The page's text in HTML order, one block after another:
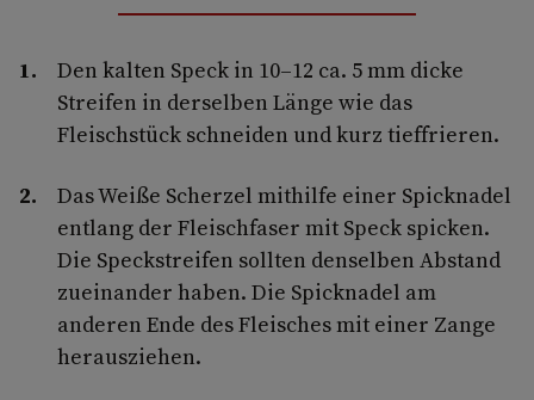
Den kalten Speck in 10–12 ca. 5 mm dicke
Streifen in derselben Länge wie das
Fleischstück schneiden und kurz tieffrieren.
Das Weiße Scherzel mithilfe einer Spicknadel
entlang der Fleischfaser mit Speck spicken.
Die Speckstreifen sollten denselben Abstand
zueinander haben. Die Spicknadel am
anderen Ende des Fleisches mit einer Zange
herausziehen.